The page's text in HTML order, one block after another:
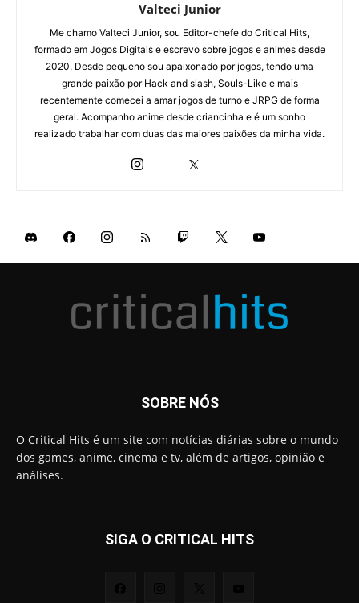
Valteci Junior
Me chamo Valteci Junior, sou Editor-chefe do Critical Hits,
formado em Jogos Digitais e escrevo sobre jogos e animes desde
2020. Desde pequeno sou apaixonado por jogos, tendo uma
grande paixão por Hack and slash, Souls-Like e mais
recentemente comecei a amar jogos de turno e JRPG de forma
geral. Acompanho anime desde criancinha e é um sonho
realizado trabalhar com duas das maiores paixões da minha vida.
SOBRE NÓS
O Critical Hits é um site com notícias diárias sobre o mundo
dos games, anime, cinema e tv, além de artigos, opinião e
análises.
SIGA O CRITICAL HITS